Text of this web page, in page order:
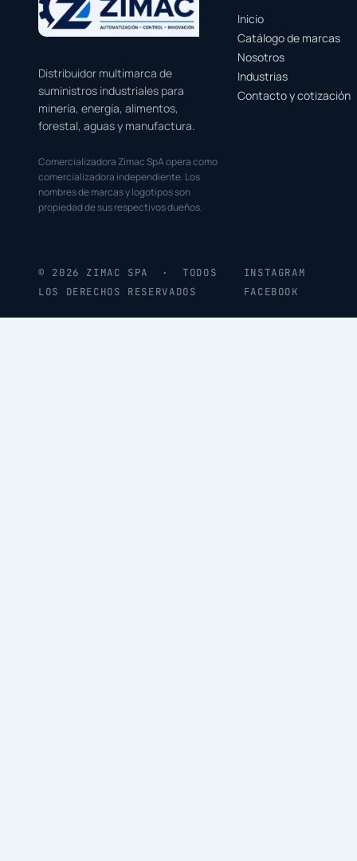
Distribuidor multimarca de
suministros industriales para
minería, energía, alimentos,
forestal, aguas y manufactura.
Comercializadora Zimac SpA opera como
comercializadora independiente. Los
nombres de marcas y logotipos son
propiedad de sus respectivos dueños.
Inicio
Catálogo de marcas
Nosotros
Industrias
Contacto y cotización
© 2026 ZIMAC SPA · TODOS
LOS DERECHOS RESERVADOS
INSTAGRAM
FACEBOOK